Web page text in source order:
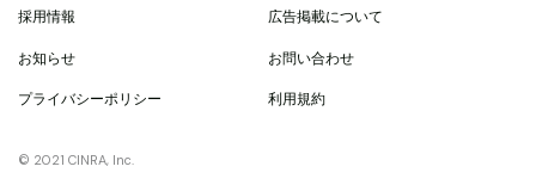
採用情報 広告掲載について
お知らせ お問い合わせ
プライバシーポリシー 利用規約
© 2021 CINRA, Inc.